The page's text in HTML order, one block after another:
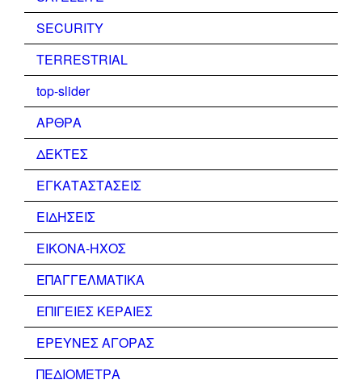
SECURITY
TERRESTRIAL
top-slider
ΑΡΘΡΑ
ΔΕΚΤΕΣ
ΕΓΚΑΤΑΣΤΑΣΕΙΣ
ΕΙΔΗΣΕΙΣ
ΕΙΚΟΝΑ-ΗΧΟΣ
ΕΠΑΓΓΕΛΜΑΤΙΚΑ
ΕΠΙΓΕΙΕΣ ΚΕΡΑΙΕΣ
ΕΡΕΥΝΕΣ ΑΓΟΡΑΣ
ΠΕΔΙΟΜΕΤΡΑ